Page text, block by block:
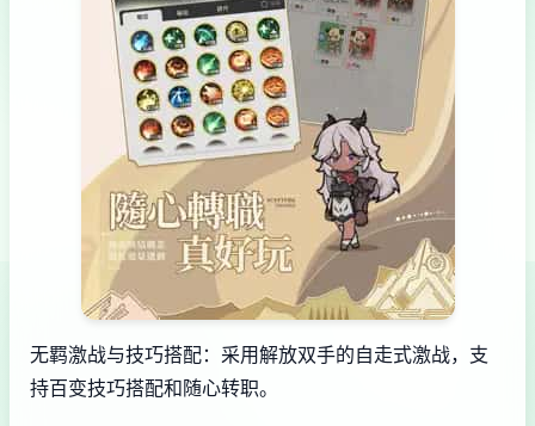
无羁激战与技巧搭配：采用解放双手的自走式激战，支
持百变技巧搭配和随心转职。